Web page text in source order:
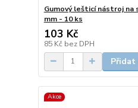
Gumový lešticí nástroj na
mm - 10 ks
103 Kč
85 Kč bez DPH
Přidat
Akce